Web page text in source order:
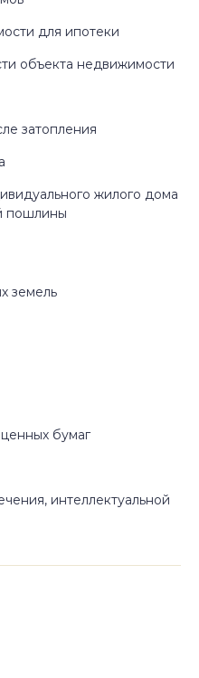
для ипотеки
объекта недвижимости
затопления
жилого дома
пошлины
земель
бумаг
интеллектуальной